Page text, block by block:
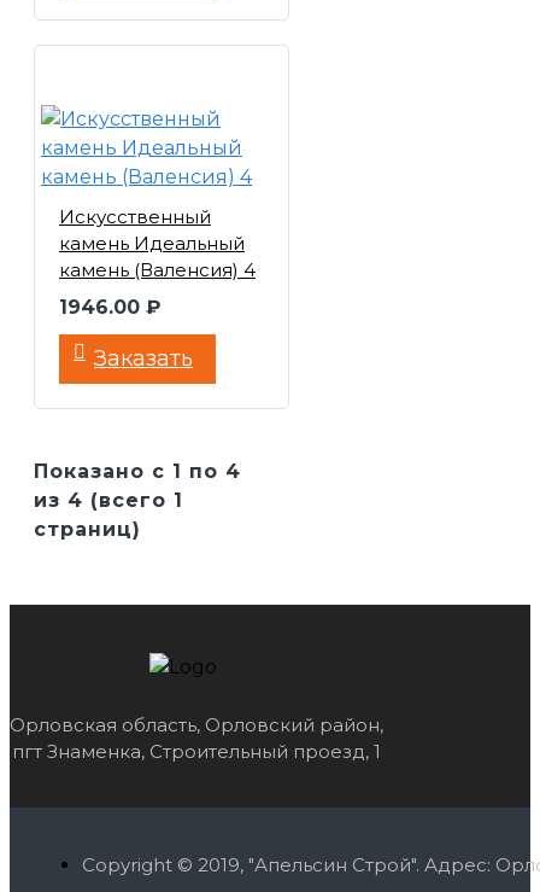
Искусственный
камень Идеальный
камень (Валенсия) 4
1946.00 ₽
Заказать
Показано с 1 по 4
из 4 (всего 1
страниц)
Орловская область, Орловский район,
пгт Знаменка, Строительный проезд, 1
Copyright © 2019, "Апельсин Строй". Адрес: